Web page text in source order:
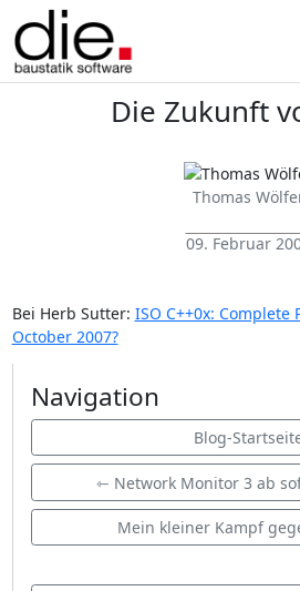
Die Zukunft
Thomas
09. Februar
Bei Herb Sutter: ISO C++0x:
October 2007?
Navigation
Blog-
⇽ Network Monitor 3 ab
Mein kleiner Kampf